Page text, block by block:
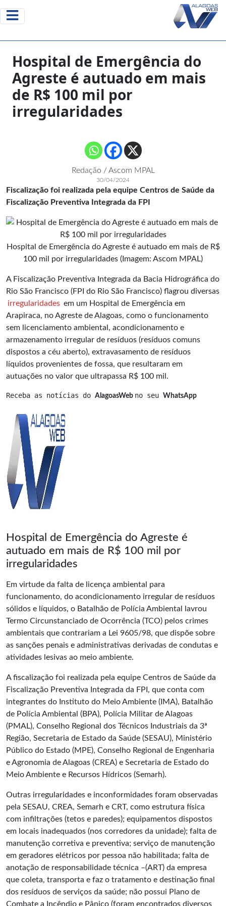
Hospital de Emergência do
Agreste é autuado em mais
de R$ 100 mil por
irregularidades
Redação / Ascom MPAL
30/04/2024
Fiscalização foi realizada pela equipe Centros de Saúde da
Fiscalização Preventiva Integrada da FPI
Hospital de Emergência do Agreste é autuado em mais de R$
100 mil por irregularidades (Imagem: Ascom MPAL)
A Fiscalização Preventiva Integrada da Bacia Hidrográfica do
Rio São Francisco (FPI do Rio São Francisco) flagrou diversas
irregularidades em um Hospital de Emergência em
Arapiraca, no Agreste de Alagoas, como o funcionamento
sem licenciamento ambiental, acondicionamento e
armazenamento irregular de resíduos (resíduos comuns
dispostos a céu aberto), extravasamento de resíduos
líquidos provenientes de fossa, que resultaram em
autuações no valor que ultrapassa R$ 100 mil.
Receba as notícias do AlagoasWeb no seu WhatsApp
Hospital de Emergência do Agreste é
autuado em mais de R$ 100 mil por
irregularidades
Em virtude da falta de licença ambiental para
funcionamento, do acondicionamento irregular de resíduos
sólidos e líquidos, o Batalhão de Polícia Ambiental lavrou
Termo Circunstanciado de Ocorrência (TCO) pelos crimes
ambientais que contrariam a Lei 9605/98, que dispõe sobre
as sanções penais e administrativas derivadas de condutas e
atividades lesivas ao meio ambiente.
A fiscalização foi realizada pela equipe Centros de Saúde da
Fiscalização Preventiva Integrada da FPI, que conta com
integrantes do Instituto do Meio Ambiente (IMA), Batalhão
de Polícia Ambiental (BPA), Polícia Militar de Alagoas
(PMAL), Conselho Regional dos Técnicos Industriais da 3ª
Região, Secretaria de Estado da Saúde (SESAU), Ministério
Público do Estado (MPE), Conselho Regional de Engenharia
e Agronomia de Alagoas (CREA) e Secretaria de Estado do
Meio Ambiente e Recursos Hídricos (Semarh).
Outras irregularidades e inconformidades foram observadas
pela SESAU, CREA, Semarh e CRT, como estrutura física
com infiltrações (tetos e paredes); equipamentos dispostos
em locais inadequados (nos corredores da unidade); falta de
manutenção corretiva e preventiva; serviço de manutenção
em geradores elétricos por pessoa não habilitada; falta de
anotação de responsabilidade técnica –(ART) da empresa
que coleta, transporta e faz o tratamento e destinação final
dos resíduos de serviços da saúde; não possui Plano de
Combate a Incêndio e Pânico (foram encontrados diversos